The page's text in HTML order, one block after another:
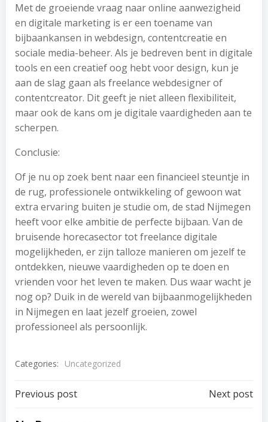
Met de groeiende vraag naar online aanwezigheid
en digitale marketing is er een toename van
bijbaankansen in webdesign, contentcreatie en
sociale media-beheer. Als je bedreven bent in digitale
tools en een creatief oog hebt voor design, kun je
aan de slag gaan als freelance webdesigner of
contentcreator. Dit geeft je niet alleen flexibiliteit,
maar ook de kans om je digitale vaardigheden aan te
scherpen.
Conclusie:
Of je nu op zoek bent naar een financieel steuntje in
de rug, professionele ontwikkeling of gewoon wat
extra ervaring buiten je studie om, de stad Nijmegen
heeft voor elke ambitie de perfecte bijbaan. Van de
bruisende horecasector tot freelance digitale
mogelijkheden, er zijn talloze manieren om jezelf te
ontdekken, nieuwe vaardigheden op te doen en
vrienden voor het leven te maken. Dus waar wacht je
nog op? Duik in de wereld van bijbaanmogelijkheden
in Nijmegen en laat jezelf groeien, zowel
professioneel als persoonlijk.
Categories: Uncategorized
Post
Previous post Next post